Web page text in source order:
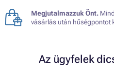
Megjutalmazzuk Önt.
vásárlás után hűségpontot
Az ügyfelek